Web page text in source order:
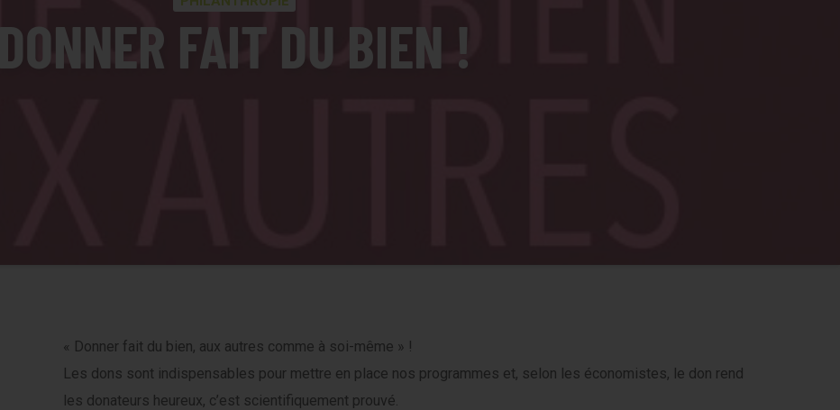
DONNER FAIT DU BIEN !
« Donner fait du bien, aux autres comme à soi-même » !
Les dons sont indispensables pour mettre en place nos programmes et, selon les économistes, le don rend
les donateurs heureux, c’est scientifiquement prouvé.